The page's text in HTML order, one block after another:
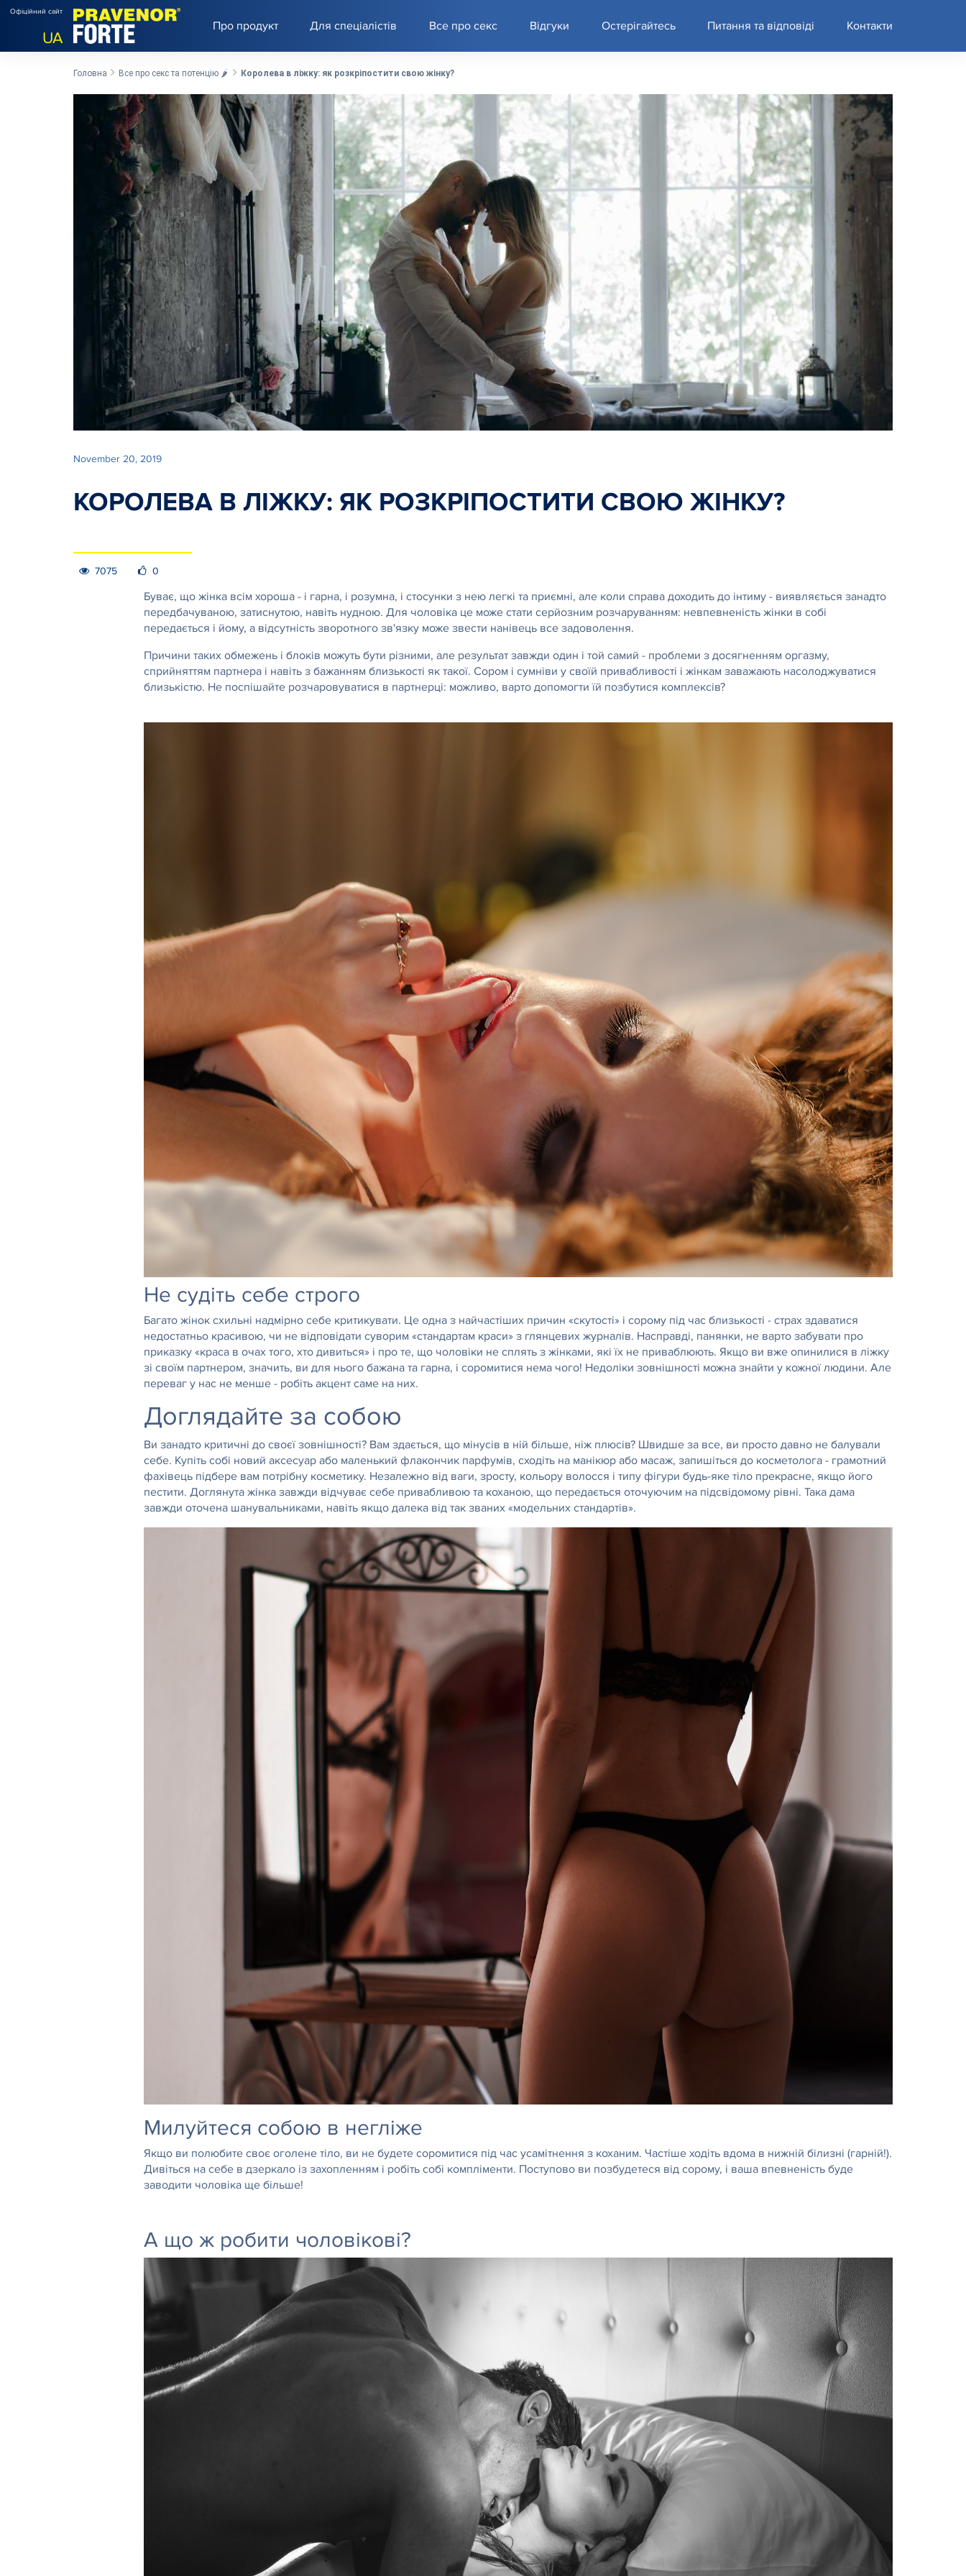
UA
Офіційний сайт
Про продукт Для спеціалістів Все про секс Відгуки Остерігайтесь Питання та відповіді Контакти
Головна Все про секс та потенцію 🌶️ Королева в ліжку: як розкріпостити свою жінку?
November 20, 2019
КОРОЛЕВА В ЛІЖКУ: ЯК РОЗКРІПОСТИТИ СВОЮ ЖІНКУ?
7075 0
Буває, що жінка всім хороша - і гарна, і розумна, і стосунки з нею легкі та приємні, але коли справа доходить до інтиму - виявляється занадто
передбачуваною, затиснутою, навіть нудною. Для чоловіка це може стати серйозним розчаруванням: невпевненість жінки в собі
передається і йому, а відсутність зворотного зв'язку може звести нанівець все задоволення.
Причини таких обмежень і блоків можуть бути різними, але результат завжди один і той самий - проблеми з досягненням оргазму,
сприйняттям партнера і навіть з бажанням близькості як такої. Сором і сумніви у своїй привабливості і жінкам заважають насолоджуватися
близькістю. Не поспішайте розчаровуватися в партнерці: можливо, варто допомогти їй позбутися комплексів?
Не судіть себе строго
Багато жінок схильні надмірно себе критикувати. Це одна з найчастіших причин «скутості» і сорому під час близькості - страх здаватися
недостатньо красивою, чи не відповідати суворим «стандартам краси» з глянцевих журналів. Насправді, панянки, не варто забувати про
приказку «краса в очах того, хто дивиться» і про те, що чоловіки не сплять з жінками, які їх не приваблюють. Якщо ви вже опинилися в ліжку
зі своїм партнером, значить, ви для нього бажана та гарна, і соромитися нема чого! Недоліки зовнішності можна знайти у кожної людини. Але
переваг у нас не менше - робіть акцент саме на них.
Доглядайте за собою
Ви занадто критичні до своєї зовнішності? Вам здається, що мінусів в ній більше, ніж плюсів? Швидше за все, ви просто давно не балували
себе. Купіть собі новий аксесуар або маленький флакончик парфумів, сходіть на манікюр або масаж, запишіться до косметолога - грамотний
фахівець підбере вам потрібну косметику. Незалежно від ваги, зросту, кольору волосся і типу фігури будь-яке тіло прекрасне, якщо його
пестити. Доглянута жінка завжди відчуває себе привабливою та коханою, що передається оточуючим на підсвідомому рівні. Така дама
завжди оточена шанувальниками, навіть якщо далека від так званих «модельних стандартів».
Милуйтеся собою в негліже
Якщо ви полюбите своє оголене тіло, ви не будете соромитися під час усамітнення з коханим. Частіше ходіть вдома в нижній білизні (гарній!).
Дивіться на себе в дзеркало із захопленням і робіть собі компліменти. Поступово ви позбудетеся від сорому, і ваша впевненість буде
заводити чоловіка ще більше!
А що ж робити чоловікові?